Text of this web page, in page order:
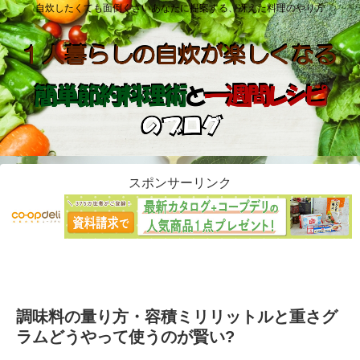
自炊したくても面倒くさいあなたに提案する、冴えた料理のやり方
スポンサーリンク
調味料の量り方・容積ミリリットルと重さグ
ラムどうやって使うのが賢い?